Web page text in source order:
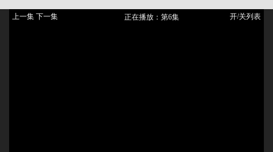
上一集 下一集 正在播放：第6集 开/关列表